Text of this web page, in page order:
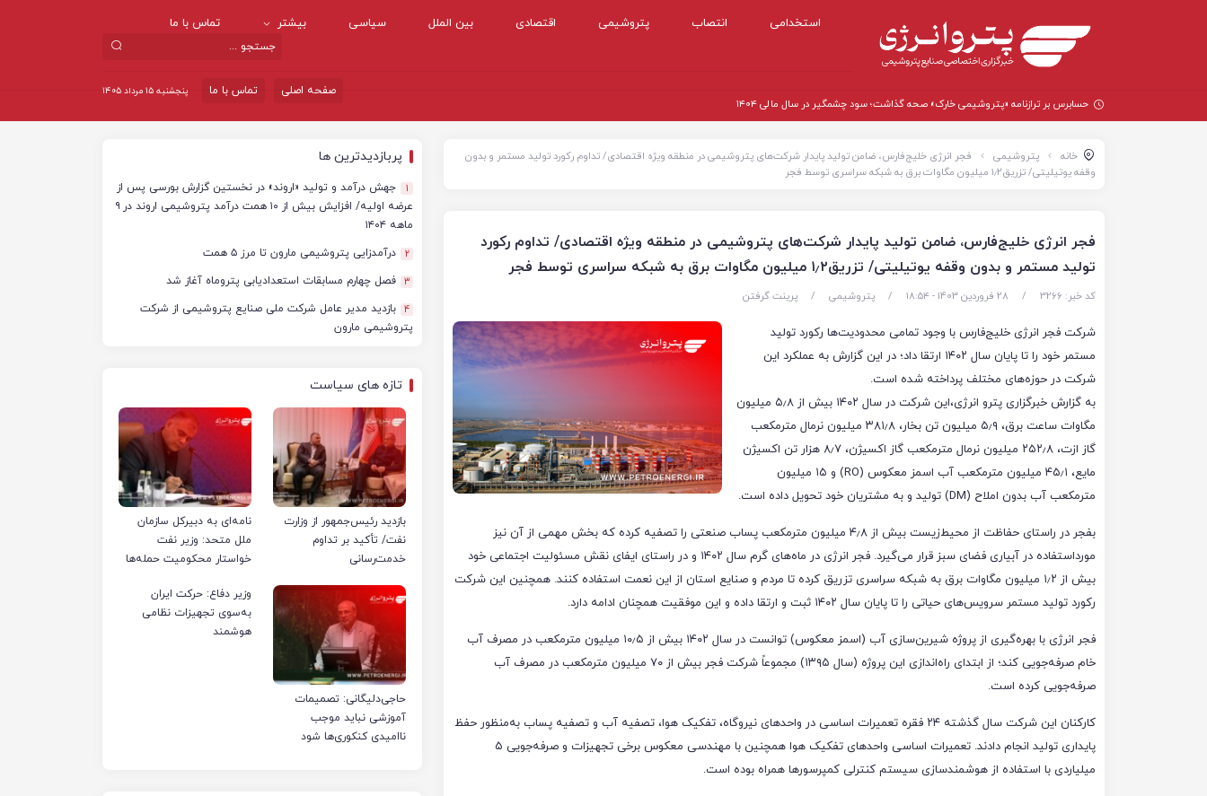
استخدامی انتصاب پتروشیمی اقتصادی بین الملل سیاسی بیشتر تماس با ما
پنجشنبه ۱۵ مرداد ۱۴۰۵ تماس با ما
صفحه اصلی
حسابرس بر ترازنامه «پتروشیمی خارک» صحه گذاشت؛ سود چشمگیر در سال مالی ۱۴۰۴
خانه پتروشیمی
فجر انرژی خلیج‌فارس، ضامن تولید پایدار شرکت‌های پتروشیمی در منطقه ویژه اقتصادی/ تداوم رکورد تولید مستمر و بدون
وقفه یوتیلیتی/ تزریق۱٫۲ میلیون مگاوات برق به شبکه سراسری توسط فجر
فجر انرژی خلیج‌فارس، ضامن تولید پایدار شرکت‌های پتروشیمی در منطقه ویژه اقتصادی/ تداوم رکورد
تولید مستمر و بدون وقفه یوتیلیتی/ تزریق۱٫۲ میلیون مگاوات برق به شبکه سراسری توسط فجر
کد خبر: 3266 / 28 فروردین 1403 - ۱۸:۵۴ / پتروشیمی / پرینت گرفتن
شرکت فجر انرژی خلیج‌فارس با وجود تمامی محدودیت‌ها رکورد تولید
مستمر خود را تا پایان سال ۱۴۰۲ ارتقا داد؛ در این گزارش به عملکرد این
شرکت در حوزه‌های مختلف پرداخته شده است.
به گزارش خبرگزاری پترو انرژی،این شرکت در سال ۱۴۰۲ بیش از ۵٫۸ میلیون
مگاوات ساعت برق، ۵٫۹ میلیون تن بخار، ۳۸۱٫۸ میلیون نرمال مترمکعب
گاز ازت، ۲۵۲٫۸ میلیون نرمال مترمکعب گاز اکسیژن، ۸٫۷ هزار تن اکسیژن
مایع، ۴۵٫۱ میلیون مترمکعب آب اسمز معکوس (RO) و ۱۵ میلیون
مترمکعب آب بدون املاح (DM) تولید و به مشتریان خود تحویل داده است.
بفجر در راستای حفاظت از محیط‌زیست بیش از ۴٫۸ میلیون مترمکعب پساب صنعتی را تصفیه کرده که بخش مهمی از آن نیز
مورداستفاده در آبیاری فضای سبز قرار می‌گیرد. فجر انرژی در ماه‌های گرم سال ۱۴۰۲ و در راستای ایفای نقش مسئولیت اجتماعی خود
بیش از ۱٫۲ میلیون مگاوات برق به شبکه سراسری تزریق کرده تا مردم و صنایع استان از این نعمت استفاده کنند. همچنین این شرکت
رکورد تولید مستمر سرویس‌های حیاتی را تا پایان سال ۱۴۰۲ ثبت و ارتقا داده و این موفقیت همچنان ادامه دارد.
فجر انرژی با بهره‌گیری از پروژه شیرین‌سازی آب (اسمز معکوس) توانست در سال ۱۴۰۲ بیش از ۱۰٫۵ میلیون مترمکعب در مصرف آب
خام صرفه‌جویی کند؛ از ابتدای راه‌اندازی این پروژه (سال ۱۳۹۵) مجموعاً شرکت فجر بیش از ۷۰ میلیون مترمکعب در مصرف آب
صرفه‌جویی کرده است.
کارکنان این شرکت سال گذشته ۲۴ فقره تعمیرات اساسی در واحدهای نیروگاه، تفکیک هوا، تصفیه آب و تصفیه پساب به‌منظور حفظ
پایداری تولید انجام دادند. تعمیرات اساسی واحدهای تفکیک هوا همچنین با مهندسی معکوس برخی تجهیزات و صرفه‌جویی ۵
میلیاردی با استفاده از هوشمندسازی سیستم کنترلی کمپرسورها همراه بوده است.
پربازدیدترین ها
1
جهش درآمد و تولید «اروند» در نخستین گزارش بورسی پس از
عرضه اولیه/ افزایش بیش از ۱۰ همت درآمد پتروشیمی اروند در ۹
ماهه ۱۴۰۴
2 درآمدزایی پتروشیمی مارون تا مرز ۵ همت
3 فصل چهارم مسابقات استعدادیابی پتروماه آغاز شد
4 بازدید مدیر عامل شرکت ملی صنایع پتروشیمی از شرکت
پتروشیمی مارون
تازه های سیاست
بازدید رئیس‌جمهور از وزارت
نفت/ تأکید بر تداوم
خدمت‌رسانی
نامه‌ای به دبیرکل سازمان
ملل متحد: وزیر نفت
خواستار محکومیت حمله‌ها
ایران شد
حاجی‌دلیگانی: تصمیمات
آموزشی نباید موجب
ناامیدی کنکوری‌ها شود
وزیر دفاع: حرکت ایران
به‌سوی تجهیزات نظامی
هوشمند